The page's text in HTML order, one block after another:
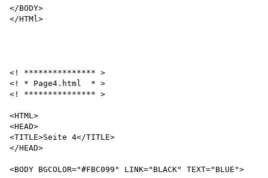
</BODY>
</HTMl>
<! *************** >
<! * Page4.html  * >
<! *************** >
<HTML>
<HEAD>
<TITLE>Seite 4</TITLE>
</HEAD>
<BODY BGCOLOR="#FBC099" LINK="BLACK" TEXT="BLUE">